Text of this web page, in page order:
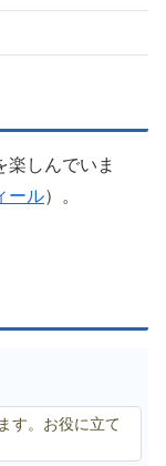
楽しんでいま
ール）。
す。お役に立て